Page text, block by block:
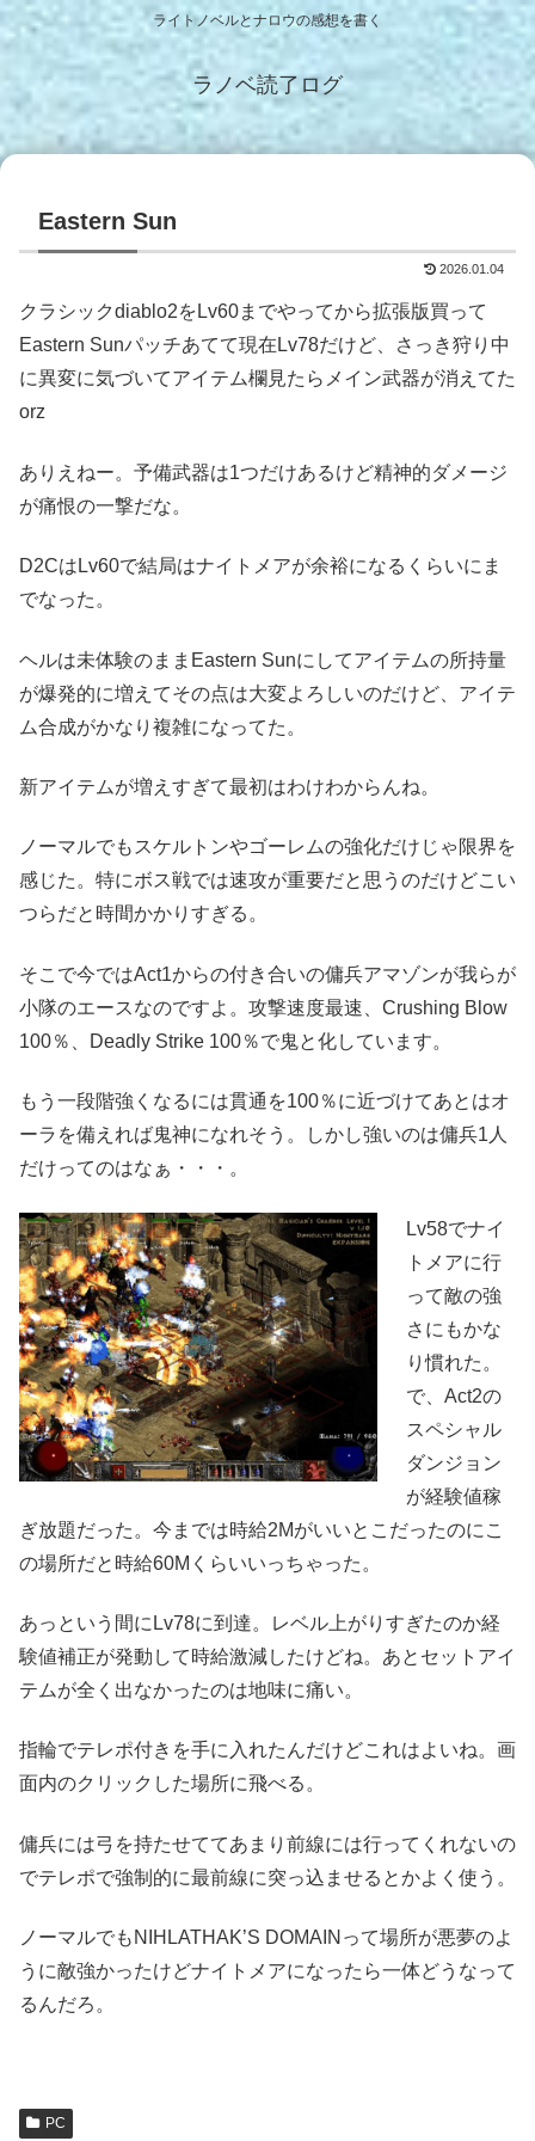
ライトノベルとナロウの感想を書く
ラノベ読了ログ
Eastern Sun
2026.01.04
クラシックdiablo2をLv60までやってから拡張版買って
Eastern Sunパッチあてて現在Lv78だけど、さっき狩り中
に異変に気づいてアイテム欄見たらメイン武器が消えてた
orz
ありえねー。予備武器は1つだけあるけど精神的ダメージ
が痛恨の一撃だな。
D2CはLv60で結局はナイトメアが余裕になるくらいにま
でなった。
ヘルは未体験のままEastern Sunにしてアイテムの所持量
が爆発的に増えてその点は大変よろしいのだけど、アイテ
ム合成がかなり複雑になってた。
新アイテムが増えすぎて最初はわけわからんね。
ノーマルでもスケルトンやゴーレムの強化だけじゃ限界を
感じた。特にボス戦では速攻が重要だと思うのだけどこい
つらだと時間かかりすぎる。
そこで今ではAct1からの付き合いの傭兵アマゾンが我らが
小隊のエースなのですよ。攻撃速度最速、Crushing Blow
100％、Deadly Strike 100％で鬼と化しています。
もう一段階強くなるには貫通を100％に近づけてあとはオ
ーラを備えれば鬼神になれそう。しかし強いのは傭兵1人
だけってのはなぁ・・・。
Lv58でナイ
トメアに行
って敵の強
さにもかな
り慣れた。
で、Act2の
スペシャル
ダンジョン
が経験値稼
ぎ放題だった。今までは時給2Mがいいとこだったのにこ
の場所だと時給60Mくらいいっちゃった。
あっという間にLv78に到達。レベル上がりすぎたのか経
験値補正が発動して時給激減したけどね。あとセットアイ
テムが全く出なかったのは地味に痛い。
指輪でテレポ付きを手に入れたんだけどこれはよいね。画
面内のクリックした場所に飛べる。
傭兵には弓を持たせててあまり前線には行ってくれないの
でテレポで強制的に最前線に突っ込ませるとかよく使う。
ノーマルでもNIHLATHAK’S DOMAINって場所が悪夢のよ
うに敵強かったけどナイトメアになったら一体どうなって
るんだろ。
PC